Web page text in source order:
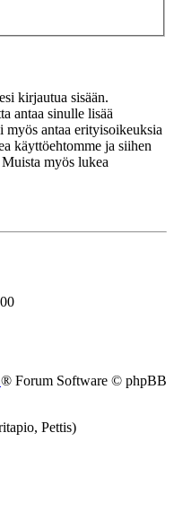
kirjautua sisään.
antaa sinulle lisää
antaa erityisoikeuksia
käyttöehtomme ja siihen
myös lukea
® Forum Software © phpBB
Pettis)